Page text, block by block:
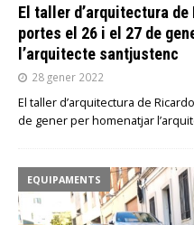
El taller d’arquitectura
portes el 26 i el 27 de
l’arquitecte santjustenc
28 gener 2022
El taller d’arquitectura de
de gener per homenatjar
EQUIPAMENTS